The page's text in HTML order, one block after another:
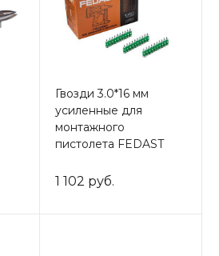
Гвозди 3.0*16 мм
усиленные для
монтажного
пистолета FEDAST
1 102 руб.